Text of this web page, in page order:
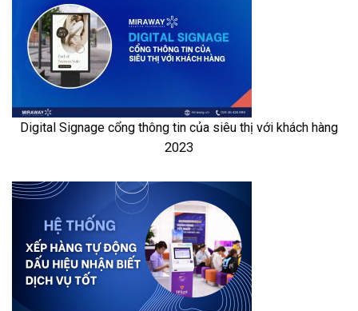
Digital Signage cổng thông tin của siêu thị với khách hàng
2023